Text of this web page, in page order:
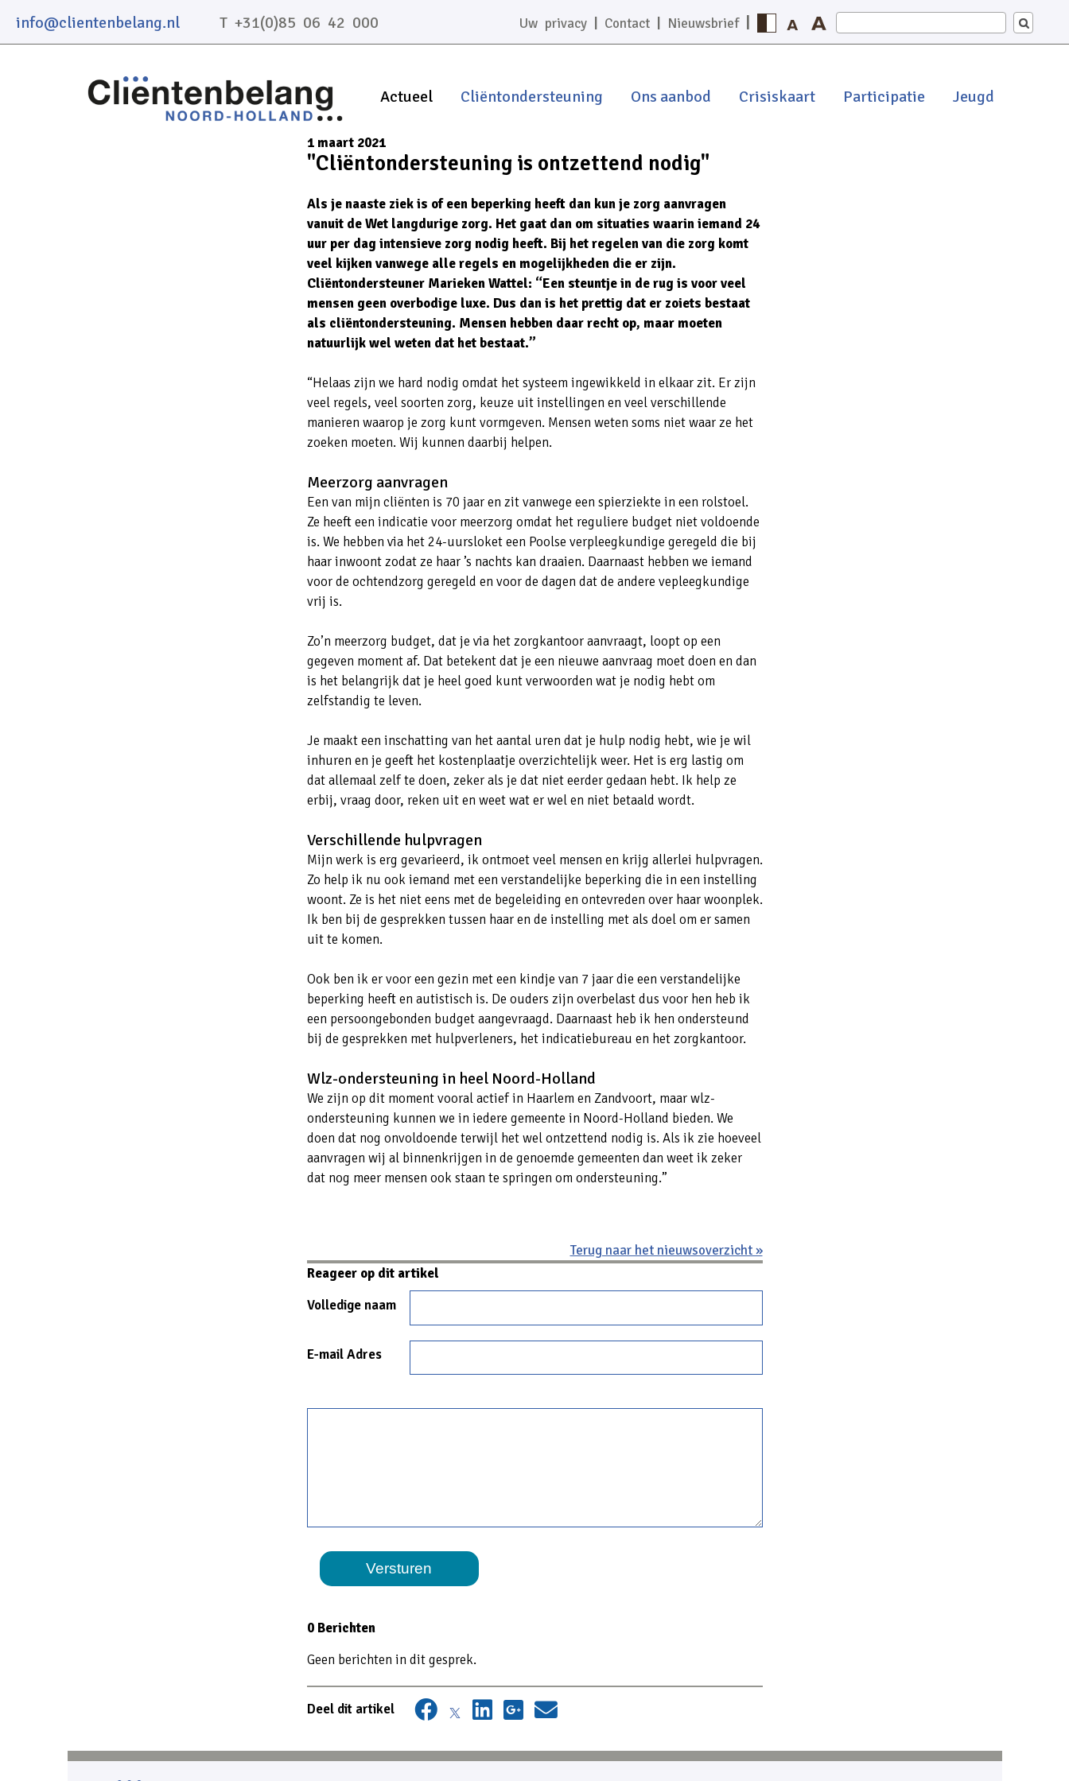
info@clientenbelang.nl T +31(0)85 06 42 000 Uw privacy Contact Nieuwsbrief|
Zoeken
in
Actueel Cliëntondersteuning Ons aanbod Crisiskaart Participatie Jeugd
1 maart 2021
"Cliëntondersteuning is ontzettend nodig"
Als je naaste ziek is of een beperking heeft dan kun je zorg aanvragen
vanuit de Wet langdurige zorg. Het gaat dan om situaties waarin iemand 24
uur per dag intensieve zorg nodig heeft. Bij het regelen van die zorg komt
veel kijken vanwege alle regels en mogelijkheden die er zijn.
Cliëntondersteuner Marieken Wattel: “Een steuntje in de rug is voor veel
mensen geen overbodige luxe. Dus dan is het prettig dat er zoiets bestaat
als cliëntondersteuning. Mensen hebben daar recht op, maar moeten
natuurlijk wel weten dat het bestaat.”
“Helaas zijn we hard nodig omdat het systeem ingewikkeld in elkaar zit. Er zijn
veel regels, veel soorten zorg, keuze uit instellingen en veel verschillende
manieren waarop je zorg kunt vormgeven. Mensen weten soms niet waar ze het
zoeken moeten. Wij kunnen daarbij helpen.
Meerzorg aanvragen
Een van mijn cliënten is 70 jaar en zit vanwege een spierziekte in een rolstoel.
Ze heeft een indicatie voor meerzorg omdat het reguliere budget niet voldoende
is. We hebben via het 24-uursloket een Poolse verpleegkundige geregeld die bij
haar inwoont zodat ze haar ’s nachts kan draaien. Daarnaast hebben we iemand
voor de ochtendzorg geregeld en voor de dagen dat de andere vepleegkundige
vrij is.
Zo’n meerzorg budget, dat je via het zorgkantoor aanvraagt, loopt op een
gegeven moment af. Dat betekent dat je een nieuwe aanvraag moet doen en dan
is het belangrijk dat je heel goed kunt verwoorden wat je nodig hebt om
zelfstandig te leven.
Je maakt een inschatting van het aantal uren dat je hulp nodig hebt, wie je wil
inhuren en je geeft het kostenplaatje overzichtelijk weer. Het is erg lastig om
dat allemaal zelf te doen, zeker als je dat niet eerder gedaan hebt. Ik help ze
erbij, vraag door, reken uit en weet wat er wel en niet betaald wordt.
Verschillende hulpvragen
Mijn werk is erg gevarieerd, ik ontmoet veel mensen en krijg allerlei hulpvragen.
Zo help ik nu ook iemand met een verstandelijke beperking die in een instelling
woont. Ze is het niet eens met de begeleiding en ontevreden over haar woonplek.
Ik ben bij de gesprekken tussen haar en de instelling met als doel om er samen
uit te komen.
Ook ben ik er voor een gezin met een kindje van 7 jaar die een verstandelijke
beperking heeft en autistisch is. De ouders zijn overbelast dus voor hen heb ik
een persoongebonden budget aangevraagd. Daarnaast heb ik hen ondersteund
bij de gesprekken met hulpverleners, het indicatiebureau en het zorgkantoor.
Wlz-ondersteuning in heel Noord-Holland
We zijn op dit moment vooral actief in Haarlem en Zandvoort, maar wlz-
ondersteuning kunnen we in iedere gemeente in Noord-Holland bieden. We
doen dat nog onvoldoende terwijl het wel ontzettend nodig is. Als ik zie hoeveel
aanvragen wij al binnenkrijgen in de genoemde gemeenten dan weet ik zeker
dat nog meer mensen ook staan te springen om ondersteuning.”
Terug naar het nieuwsoverzicht »
Reageer op dit artikel
Volledige naam
E-mail Adres
Website
Versturen
0 Berichten
Geen berichten in dit gesprek.
Deel dit artikel